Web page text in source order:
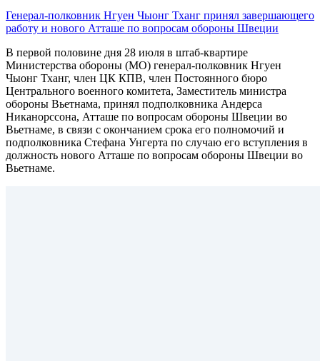
Генерал-полковник Нгуен Чыонг Тханг принял завершающего
работу и нового Атташе по вопросам обороны Швеции
В первой половине дня 28 июля в штаб-квартире
Министерства обороны (МО) генерал-полковник Нгуен
Чыонг Тханг, член ЦК КПВ, член Постоянного бюро
Центрального военного комитета, Заместитель министра
обороны Вьетнама, принял подполковника Андерса
Никанорссона, Атташе по вопросам обороны Швеции во
Вьетнаме, в связи с окончанием срока его полномочий и
подполковника Стефана Унгерта по случаю его вступления в
должность нового Атташе по вопросам обороны Швеции во
Вьетнаме.